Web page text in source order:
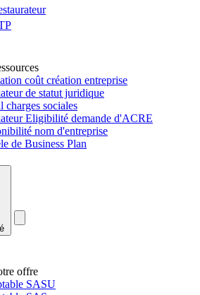
coût création entreprise
de statut juridique
charges sociales
Eligibilité demande d'ACRE
nom d'entreprise
de Business Plan
offre
SASU